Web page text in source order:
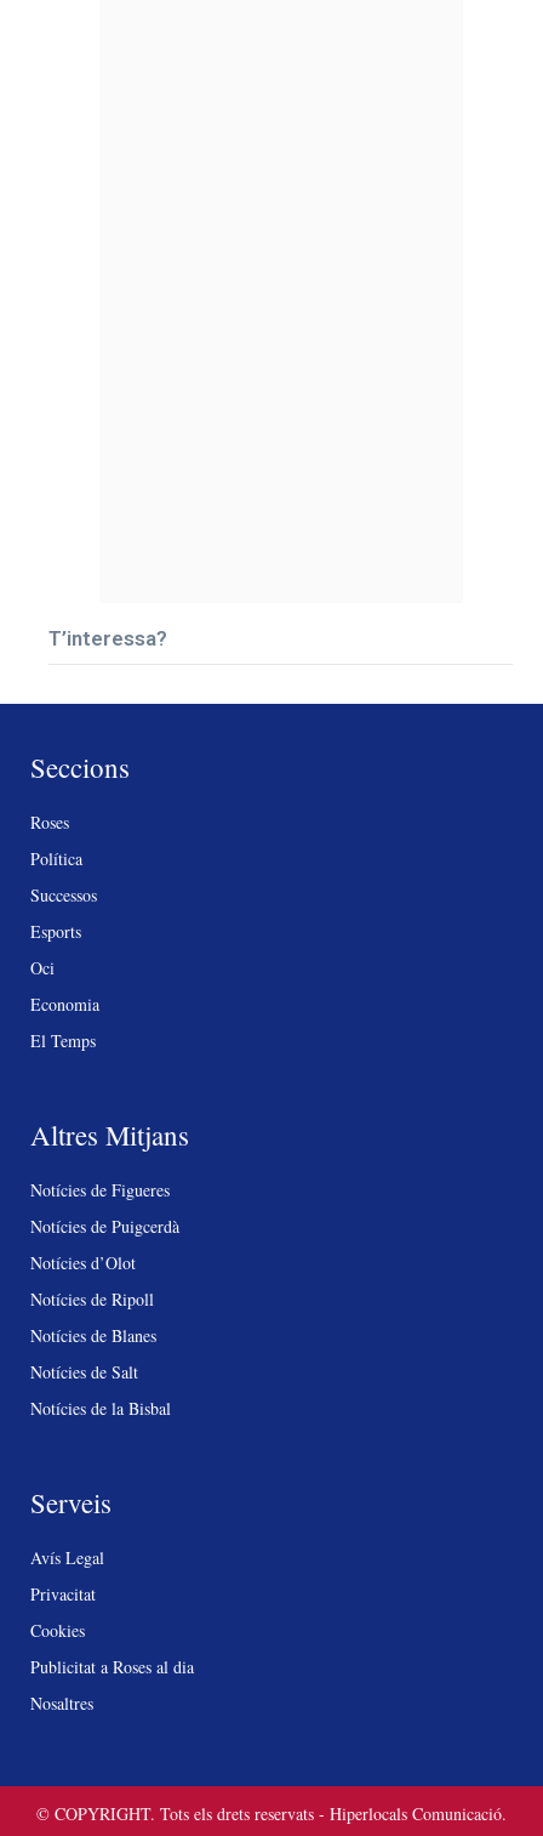
T’interessa?
Seccions
Roses
Política
Successos
Esports
Oci
Economia
El Temps
Altres Mitjans
Notícies de Figueres
Notícies de Puigcerdà
Notícies d’Olot
Notícies de Ripoll
Notícies de Blanes
Notícies de Salt
Notícies de la Bisbal
Serveis
Avís Legal
Privacitat
Cookies
Publicitat a Roses al dia
Nosaltres
© COPYRIGHT. Tots els drets reservats - Hiperlocals Comunicació.